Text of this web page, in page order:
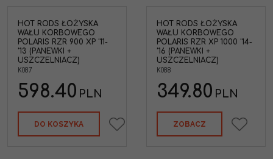
HOT RODS ŁOŻYSKA
WAŁU KORBOWEGO
POLARIS RZR 900 XP '11-
'13 (PANEWKI +
USZCZELNIACZ)
K087
598.40 PLN
DO KOSZYKA
HOT RODS ŁOŻYSKA
WAŁU KORBOWEGO
POLARIS RZR XP 1000 '14-
'16 (PANEWKI +
USZCZELNIACZ)
K088
349.80 PLN
ZOBACZ